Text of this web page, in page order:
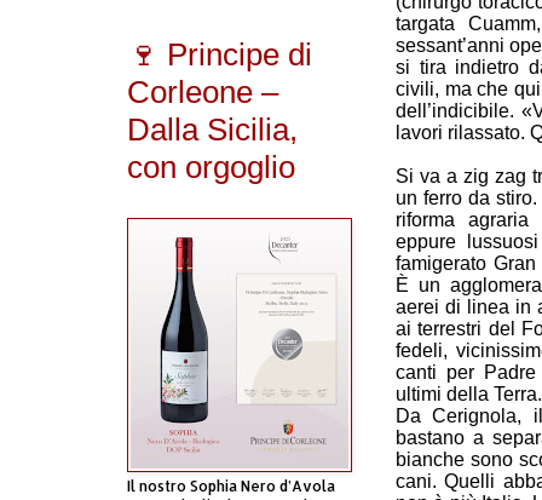
targata
sessant’anni
si tira indietro
civili, ma che
dell’indicibile.
lavori rilassato.
Si va a zig zag
un ferro da
riforma
eppure
famigerato
È un
aerei di linea in
ai terrestri del
fedeli,
canti per
ultimi della Terra.
Da Cerignola,
bastano a
bianche sono
cani. Quelli
🍷 Principe di
Corleone –
Dalla Sicilia,
con orgoglio
Il nostro Sophia Nero d’Avola